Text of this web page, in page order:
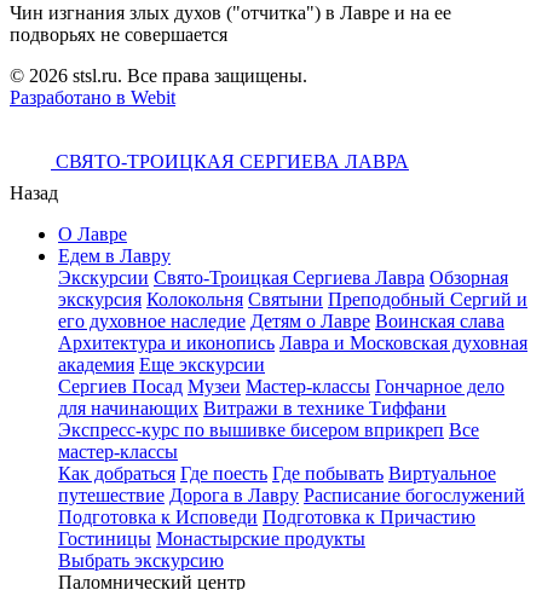
Чин изгнания злых духов ("отчитка") в Лавре и на ее
подворьях не совершается
© 2026 stsl.ru. Все права защищены.
Разработано в Webit
СВЯТО-ТРОИЦКАЯ СЕРГИЕВА ЛАВРА
Назад
О Лавре
Едем в Лавру
Экскурсии Свято-Троицкая Сергиева Лавра Обзорная
экскурсия Колокольня Святыни Преподобный Сергий и
его духовное наследие Детям о Лавре Воинская слава
Архитектура и иконопись Лавра и Московская духовная
академия Еще экскурсии
Сергиев Посад Музеи Мастер-классы Гончарное дело
для начинающих Витражи в технике Тиффани
Экспресс-курс по вышивке бисером вприкреп Все
мастер-классы
Как добраться Где поесть Где побывать Виртуальное
путешествие Дорога в Лавру Расписание богослужений
Подготовка к Исповеди Подготовка к Причастию
Гостиницы Монастырские продукты
Выбрать экскурсию
Паломнический центр